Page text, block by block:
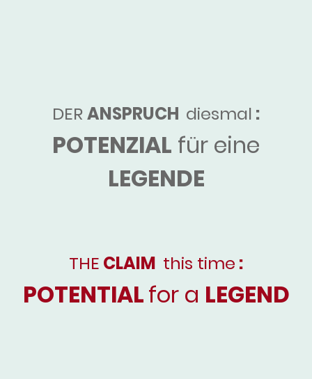
DER ANSPRUCH diesmal :
POTENZIAL für eine
LEGENDE
THE CLAIM this time :
POTENTIALfor a LEGEND